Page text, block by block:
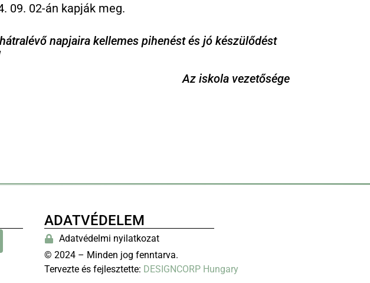
09. 02-án kapják meg.
napjaira kellemes pihenést és jó készülődést
Az iskola vezetősége
ADATVÉDELEM
Adatvédelmi nyilatkozat
© 2024 – Minden jog fenntarva.
Tervezte és fejlesztette: DESIGNCORP Hungary